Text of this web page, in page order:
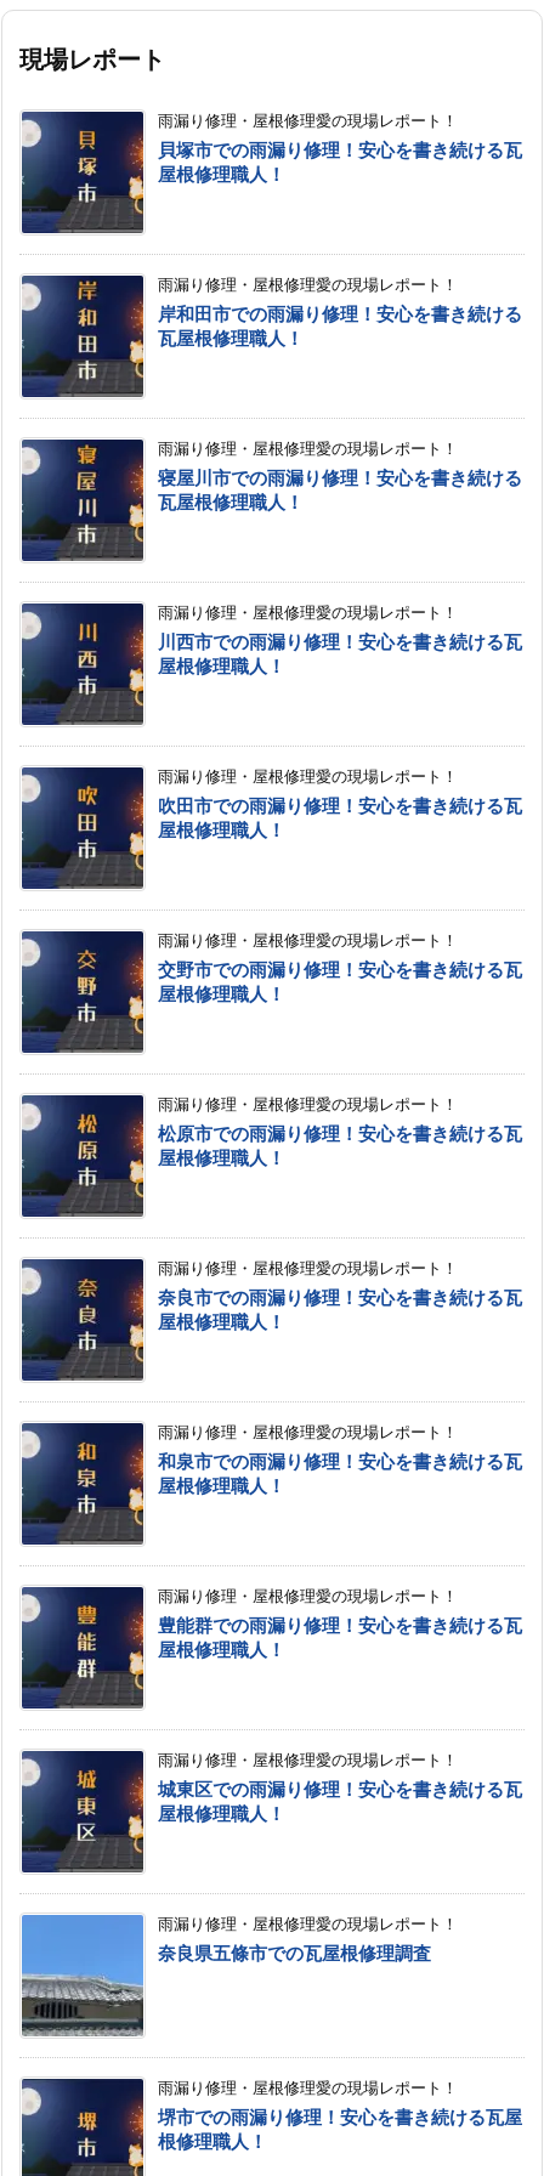
現場レポート
雨漏り修理・屋根修理愛の現場レポート！
貝塚市での雨漏り修理！安心を書き続ける瓦
屋根修理職人！
雨漏り修理・屋根修理愛の現場レポート！
岸和田市での雨漏り修理！安心を書き続ける
瓦屋根修理職人！
雨漏り修理・屋根修理愛の現場レポート！
寝屋川市での雨漏り修理！安心を書き続ける
瓦屋根修理職人！
雨漏り修理・屋根修理愛の現場レポート！
川西市での雨漏り修理！安心を書き続ける瓦
屋根修理職人！
雨漏り修理・屋根修理愛の現場レポート！
吹田市での雨漏り修理！安心を書き続ける瓦
屋根修理職人！
雨漏り修理・屋根修理愛の現場レポート！
交野市での雨漏り修理！安心を書き続ける瓦
屋根修理職人！
雨漏り修理・屋根修理愛の現場レポート！
松原市での雨漏り修理！安心を書き続ける瓦
屋根修理職人！
雨漏り修理・屋根修理愛の現場レポート！
奈良市での雨漏り修理！安心を書き続ける瓦
屋根修理職人！
雨漏り修理・屋根修理愛の現場レポート！
和泉市での雨漏り修理！安心を書き続ける瓦
屋根修理職人！
雨漏り修理・屋根修理愛の現場レポート！
豊能群での雨漏り修理！安心を書き続ける瓦
屋根修理職人！
雨漏り修理・屋根修理愛の現場レポート！
城東区での雨漏り修理！安心を書き続ける瓦
屋根修理職人！
雨漏り修理・屋根修理愛の現場レポート！
奈良県五條市での瓦屋根修理調査
雨漏り修理・屋根修理愛の現場レポート！
堺市での雨漏り修理！安心を書き続ける瓦屋
根修理職人！